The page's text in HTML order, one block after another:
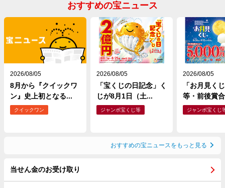
おすすめの宝ニュース
2026/08/05
8月から『クイックワ
ン』史上初となる...
クイックワン
2026/08/05
「宝くじの日記念」く
じが8月1日（土...
ジャンボ宝くじ等
2026/08/05
「お月見く
等・前後賞
ジャンボ宝くじ
おすすめの宝ニュースをもっと見る
当せん金のお受け取り